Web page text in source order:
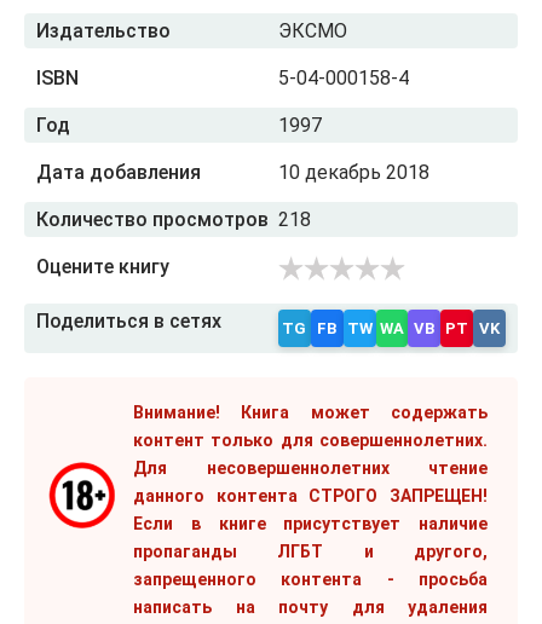
Издательство ЭКСМО
ISBN 5-04-000158-4
Год 1997
Дата добавления 10 декабрь 2018
Количество просмотров 218
Оцените книгу
Поделиться в сетях TG FB TW WA VB PT VK
Внимание! Книга может содержать
контент только для совершеннолетних.
Для несовершеннолетних чтение
данного контента СТРОГО ЗАПРЕЩЕН!
Если в книге присутствует наличие
пропаганды ЛГБТ и другого,
запрещенного контента - просьба
написать на почту для удаления